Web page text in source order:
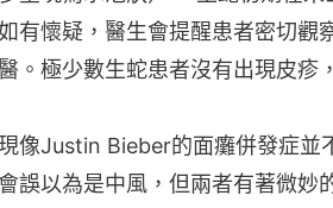
有懷疑，醫生會提醒患者密切觀
。極少數生蛇患者沒有出現皮疹
像Justin Bieber的面癱併發症並
誤以為是中風，但兩者有著微妙